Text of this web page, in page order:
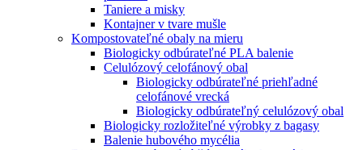
Taniere a misky
Kontajner v tvare mušle
Kompostovateľné obaly na mieru
Biologicky odbúrateľné PLA balenie
Celulózový celofánový obal
Biologicky odbúrateľné priehľadné
celofánové vrecká
Biologicky odbúrateľný celulózový obal
Biologicky rozložiteľné výrobky z bagasy
Balenie hubového mycélia